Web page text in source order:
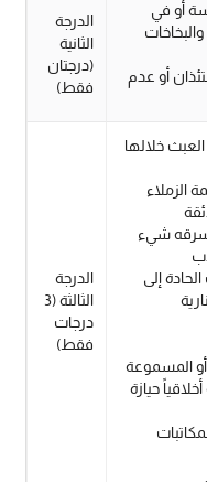
أو في
أو عدم
الدرجة
الثانية
(درجتان
فقط)
خلالها
الزملاء
سرقه شيء
إلى
أو المسموعة
حيازة
الدرجة
الثالثة (3
درجات
فقط)